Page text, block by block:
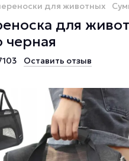
для животных
для
черная
Оставить отзыв